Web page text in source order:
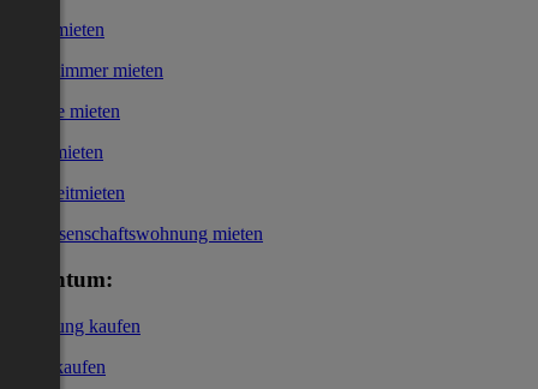
Haus mieten
WG-Zimmer mieten
Garage mieten
Büro mieten
Kurzzeitmieten
Genossenschaftswohnung mieten
Eigentum:
Wohnung kaufen
Haus kaufen